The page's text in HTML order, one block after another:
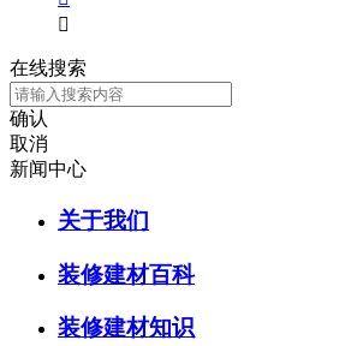

在线搜索
确认
取消
新闻中心
关于我们
装修建材百科
装修建材知识